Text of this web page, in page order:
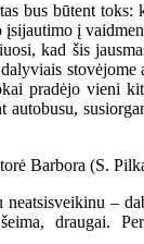
bus būtent
į
kad šis
pradėjo vieni
–
draugai.